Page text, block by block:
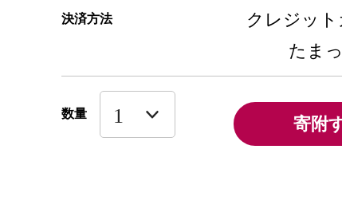
決済方法
クレジット
たま
数量 寄附